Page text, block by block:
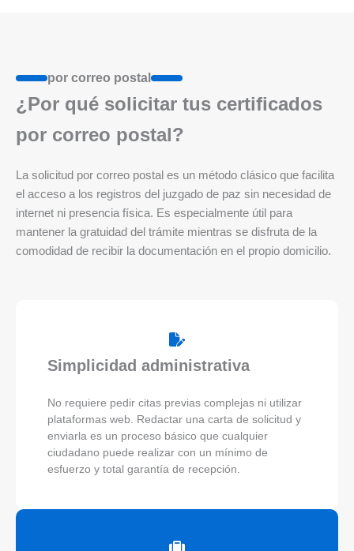
por correo postal
¿Por qué solicitar tus certificados
por correo postal?
La solicitud por correo postal es un método clásico que facilita
el acceso a los registros del juzgado de paz sin necesidad de
internet ni presencia física. Es especialmente útil para
mantener la gratuidad del trámite mientras se disfruta de la
comodidad de recibir la documentación en el propio domicilio.
Simplicidad administrativa
No requiere pedir citas previas complejas ni utilizar
plataformas web. Redactar una carta de solicitud y
enviarla es un proceso básico que cualquier
ciudadano puede realizar con un mínimo de
esfuerzo y total garantía de recepción.